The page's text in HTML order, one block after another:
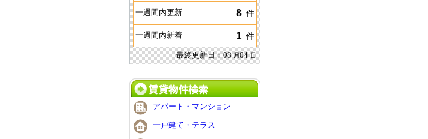
一週間内更新 8 件
一週間内新着 1 件
最終更新日：08 月04 日
アパート・マンション
一戸建て・テラス